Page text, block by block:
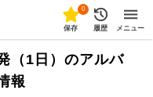
0
保存 履歴 メニュー
（1日）のアルバ
報